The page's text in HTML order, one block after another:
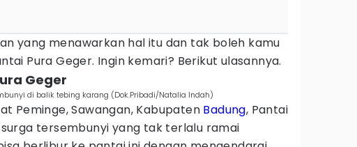
yang menawarkan hal itu dan tak boleh kamu
Pura Geger. Ingin kemari? Berikut ulasannya.
Geger
di balik tebing karang (Dok.Pribadi/Natalia Indah)
Peminge, Sawangan, Kabupaten Badung, Pantai
tersembunyi yang tak terlalu ramai